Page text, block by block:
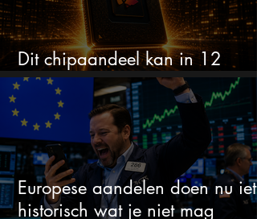
Dit chipaandeel kan in 12
maanden verdubbelen
Europese aandelen doen nu iets
historisch wat je niet mag